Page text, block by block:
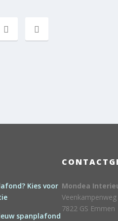
Kies voor
spanplafond
Mondea
Veenkampenweg
7822 GS Emmen